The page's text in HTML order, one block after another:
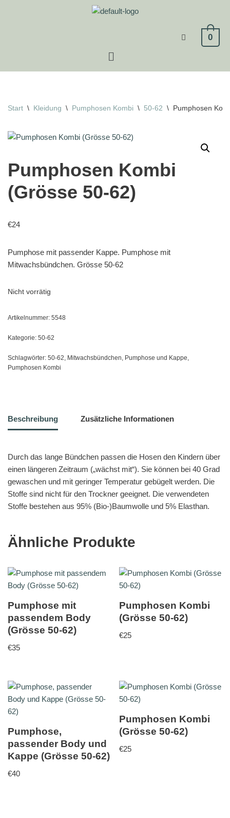
0
Start \ Kleidung \ Pumphosen Kombi \ 50-62 \ Pumphosen
Pumphosen Kombi
(Grösse 50-62)
€24
Pumphose mit passender Kappe. Pumphose mit
Mitwachsbündchen. Grösse 50-62
Nicht vorrätig
Artikelnummer: 5548
Kategorie: 50-62
Schlagwörter: 50-62, Mitwachsbündchen, Pumphose und Kappe,
Pumphosen Kombi
Beschreibung Zusätzliche Informationen
Durch das lange Bündchen passen die Hosen den Kindern über
einen längeren Zeitraum („wächst mit“). Sie können bei 40 Grad
gewaschen und mit geringer Temperatur gebügelt werden. Die
Stoffe sind nicht für den Trockner geeignet. Die verwendeten
Stoffe bestehen aus 95% (Bio-)Baumwolle und 5% Elasthan.
Ähnliche Produkte
Pumphose mit
passendem Body
(Grösse 50-62)
€35
Pumphosen Kombi
(Grösse 50-62)
€25
Pumphose,
passender Body und
Kappe (Grösse 50-62)
€40
Pumphosen Kombi
(Grösse 50-62)
€25